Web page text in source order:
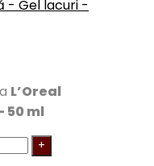
- Gel lacuri -
L’Oreal
50 ml